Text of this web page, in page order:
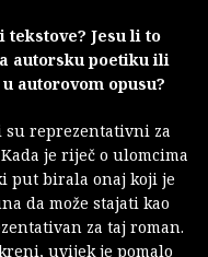
Jesu li to
autorsku poetiku ili
autorovom opusu?
su reprezentativni za
je riječ o ulomcima
put birala onaj koji je
da može stajati kao
za taj roman.
uvijek je pomalo